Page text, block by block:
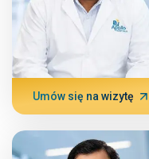
Umów się na wizytę